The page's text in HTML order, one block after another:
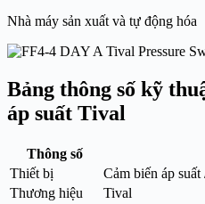
Nhà máy sản xuất và tự động hóa
Bảng thông số kỹ
áp suất Tival
Thông số
Thiết bị
Cảm biến áp suất
Thương hiệu
Tival